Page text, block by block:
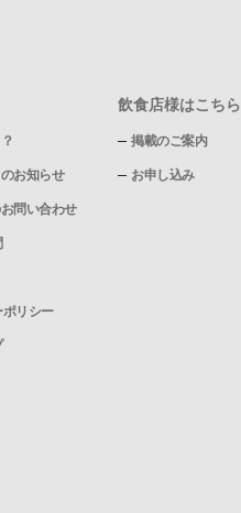
お知らせ
問い合わせ
リシー
飲食店様はこちら
掲載のご案内
お申し込み